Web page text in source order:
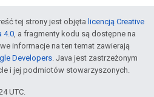
tej strony jest objęta licencją Creative
4.0, a fragmenty kodu są dostępne na
informacje na ten temat zawierają
Developers. Java jest zastrzeżonym
i jej podmiotów stowarzyszonych.
UTC.